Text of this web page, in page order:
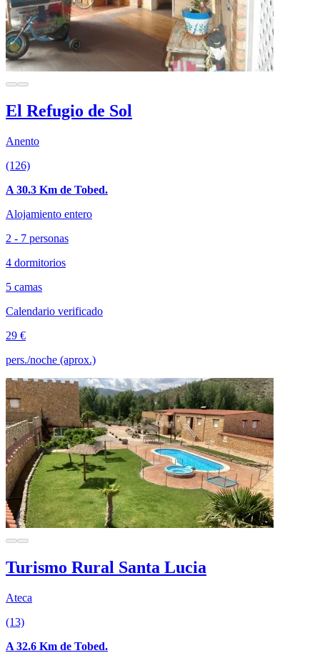
El Refugio de Sol
Anento
(126)
A 30.3 Km de Tobed.
Alojamiento entero
2 - 7 personas
4 dormitorios
5 camas
Calendario verificado
29 €
pers./noche (aprox.)
Turismo Rural Santa Lucia
Ateca
(13)
A 32.6 Km de Tobed.